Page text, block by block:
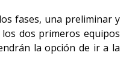
fases, una preliminar y
dos primeros equipos
la opción de ir a la